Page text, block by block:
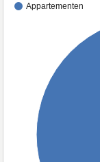
Appartementen